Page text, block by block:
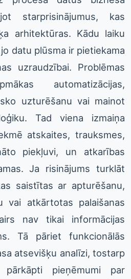
starprisinājumus, kas
arhitektūras. Kādu laiku
datu plūsma ir pietiekama
uzraudzībai. Problēmas
automatizācijas,
uzturēšanu vai mainot
Tad viena izmaiņa
atskaites, trauksmes,
piekļuvi, un atkarības
Ja risinājums turklāt
saistītas ar apturēšanu,
vai atkārtotas palaišanas
nav tikai informācijas
Tā pāriet funkcionālās
atsevišķu analīzi, tostarp
pieņēmumi par